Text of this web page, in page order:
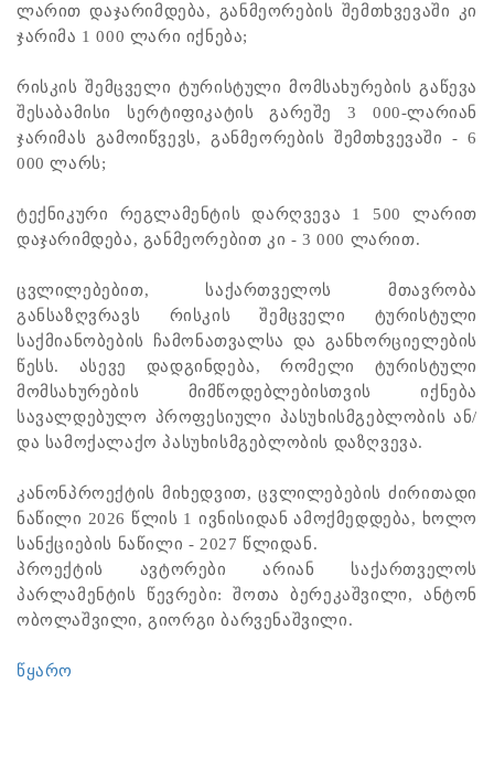
ლარით დაჯარიმდება, განმეორების შემთხვევაში კი
ჯარიმა 1 000 ლარი იქნება;
რისკის შემცველი ტურისტული მომსახურების გაწევა
შესაბამისი სერტიფიკატის გარეშე 3 000-ლარიან
ჯარიმას გამოიწვევს, განმეორების შემთხვევაში - 6
000 ლარს;
ტექნიკური რეგლამენტის დარღვევა 1 500 ლარით
დაჯარიმდება, განმეორებით კი - 3 000 ლარით.
ცვლილებებით, საქართველოს მთავრობა
განსაზღვრავს რისკის შემცველი ტურისტული
საქმიანობების ჩამონათვალსა და განხორციელების
წესს. ასევე დადგინდება, რომელი ტურისტული
მომსახურების მიმწოდებლებისთვის იქნება
სავალდებულო პროფესიული პასუხისმგებლობის ან/
და სამოქალაქო პასუხისმგებლობის დაზღვევა.
კანონპროექტის მიხედვით, ცვლილებების ძირითადი
ნაწილი 2026 წლის 1 ივნისიდან ამოქმედდება, ხოლო
სანქციების ნაწილი - 2027 წლიდან.
პროექტის ავტორები არიან საქართველოს
პარლამენტის წევრები: შოთა ბერეკაშვილი, ანტონ
ობოლაშვილი, გიორგი ბარვენაშვილი.
წყარო